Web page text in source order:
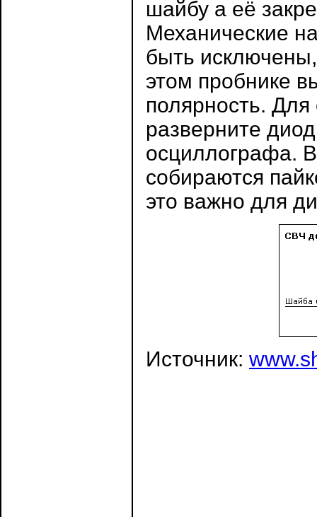
шайбу а её
Механические
быть
этом пробнике
полярность.
разверните
осциллографа.
собираются
это важно для
Источник: